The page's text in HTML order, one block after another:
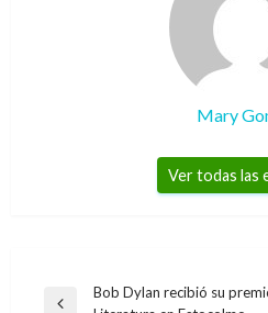
Mary
Ver todas las
Navegación
Bob Dylan recibió su